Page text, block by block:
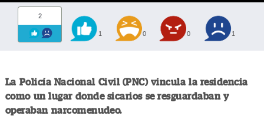
2
1 0 0 1
La Policía Nacional Civil (PNC) vincula la residencia
como un lugar donde sicarios se resguardaban y
operaban narcomenudeo.